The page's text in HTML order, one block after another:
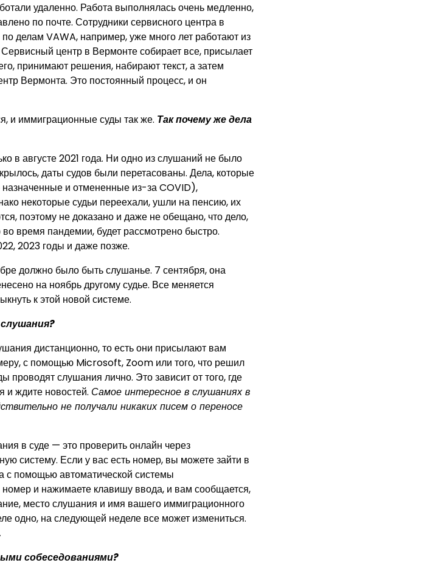
удаленно. Работа выполнялась очень медленно,
по почте. Сотрудники сервисного центра в
делам VAWA, например, уже много лет работают из
центр в Вермонте собирает все, присылает
принимают решения, набирают текст, а затем
Вермонта. Это постоянный процесс, и он
и иммиграционные суды так же. Так почему же дела
в августе 2021 года. Ни одно из слушаний не было
даты судов были перетасованы. Дела, которые
и отмененные из-за COVID),
некоторые судьи переехали, ушли на пенсию, их
поэтому не доказано и даже не обещано, что дело,
время пандемии, будет рассмотрено быстро.
2023 годы и даже позже.
должно было быть слушанье. 7 сентября, она
на ноябрь другому судье. Все меняется
к этой новой системе.
дистанционно, то есть они присылают вам
с помощью Microsoft, Zoom или того, что решил
проводят слушания лично. Это зависит от того, где
и ждите новостей. Самое интересное в слушаниях в
не получали никаких писем о переносе
в суде — это проверить онлайн через
систему. Если у вас есть номер, вы можете зайти в
с помощью автоматической системы
и нажимаете клавишу ввода, и вам сообщается,
место слушания и имя вашего иммиграционного
одно, на следующей неделе все может измениться.
собеседованиями?